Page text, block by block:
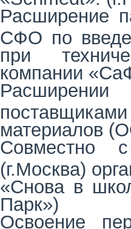
Расширение
СФО по
при
компании
Расширении
материалов
Совместно с
(г.Москва)
«Снова в
Парк»)
Освоение